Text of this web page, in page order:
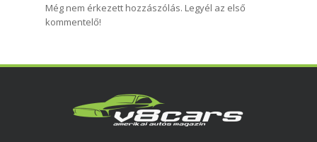
Még nem érkezett hozzászólás. Legyél az első
kommentelő!